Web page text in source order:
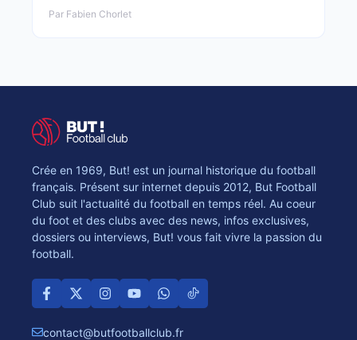
Par Fabien Chorlet
Crée en 1969, But! est un journal historique du football
français. Présent sur internet depuis 2012, But Football
Club suit l'actualité du football en temps réel. Au coeur
du foot et des clubs avec des news, infos exclusives,
dossiers ou interviews, But! vous fait vivre la passion du
football.
contact@butfootballclub.fr